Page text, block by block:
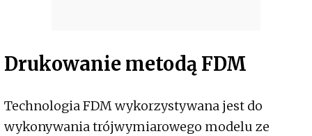
Drukowanie metodą FDM
Technologia FDM wykorzystywana jest do
wykonywania trójwymiarowego modelu ze